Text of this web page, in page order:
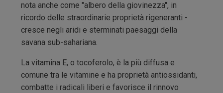
nota anche come "albero della giovinezza", in
ricordo delle straordinarie proprietà rigeneranti -
cresce negli aridi e sterminati paesaggi della
savana sub-sahariana.
La vitamina E, o tocoferolo, è la più diffusa e
comune tra le vitamine e ha proprietà antiossidanti,
combatte i radicali liberi e favorisce il rinnovo